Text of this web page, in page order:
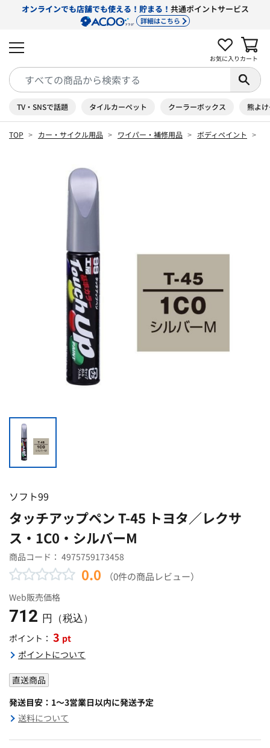
オンラインでも店舗でも使える！貯まる！ 共通ポイントサービス
詳細はこちら
お気に入り カート
TV・SNSで話題 タイルカーペット クーラーボックス 熊よ
TOP カー・サイクル用品 ワイパー・補修用品 ボディペイント
ソフト99
タッチアップペン T-45 トヨタ／レクサ
ス・1C0・シルバーM
商品コード： 4975759173458
0.0 （0件の商品レビュー）
Web販売価格
712 円（税込）
ポイント： 3 pt
ポイントについて
直送商品
発送目安：1～3営業日以内に発送予定
送料について